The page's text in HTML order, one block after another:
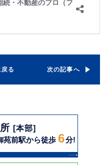
る 次の記事へ
[本部]
苑前駅から徒歩 6分!